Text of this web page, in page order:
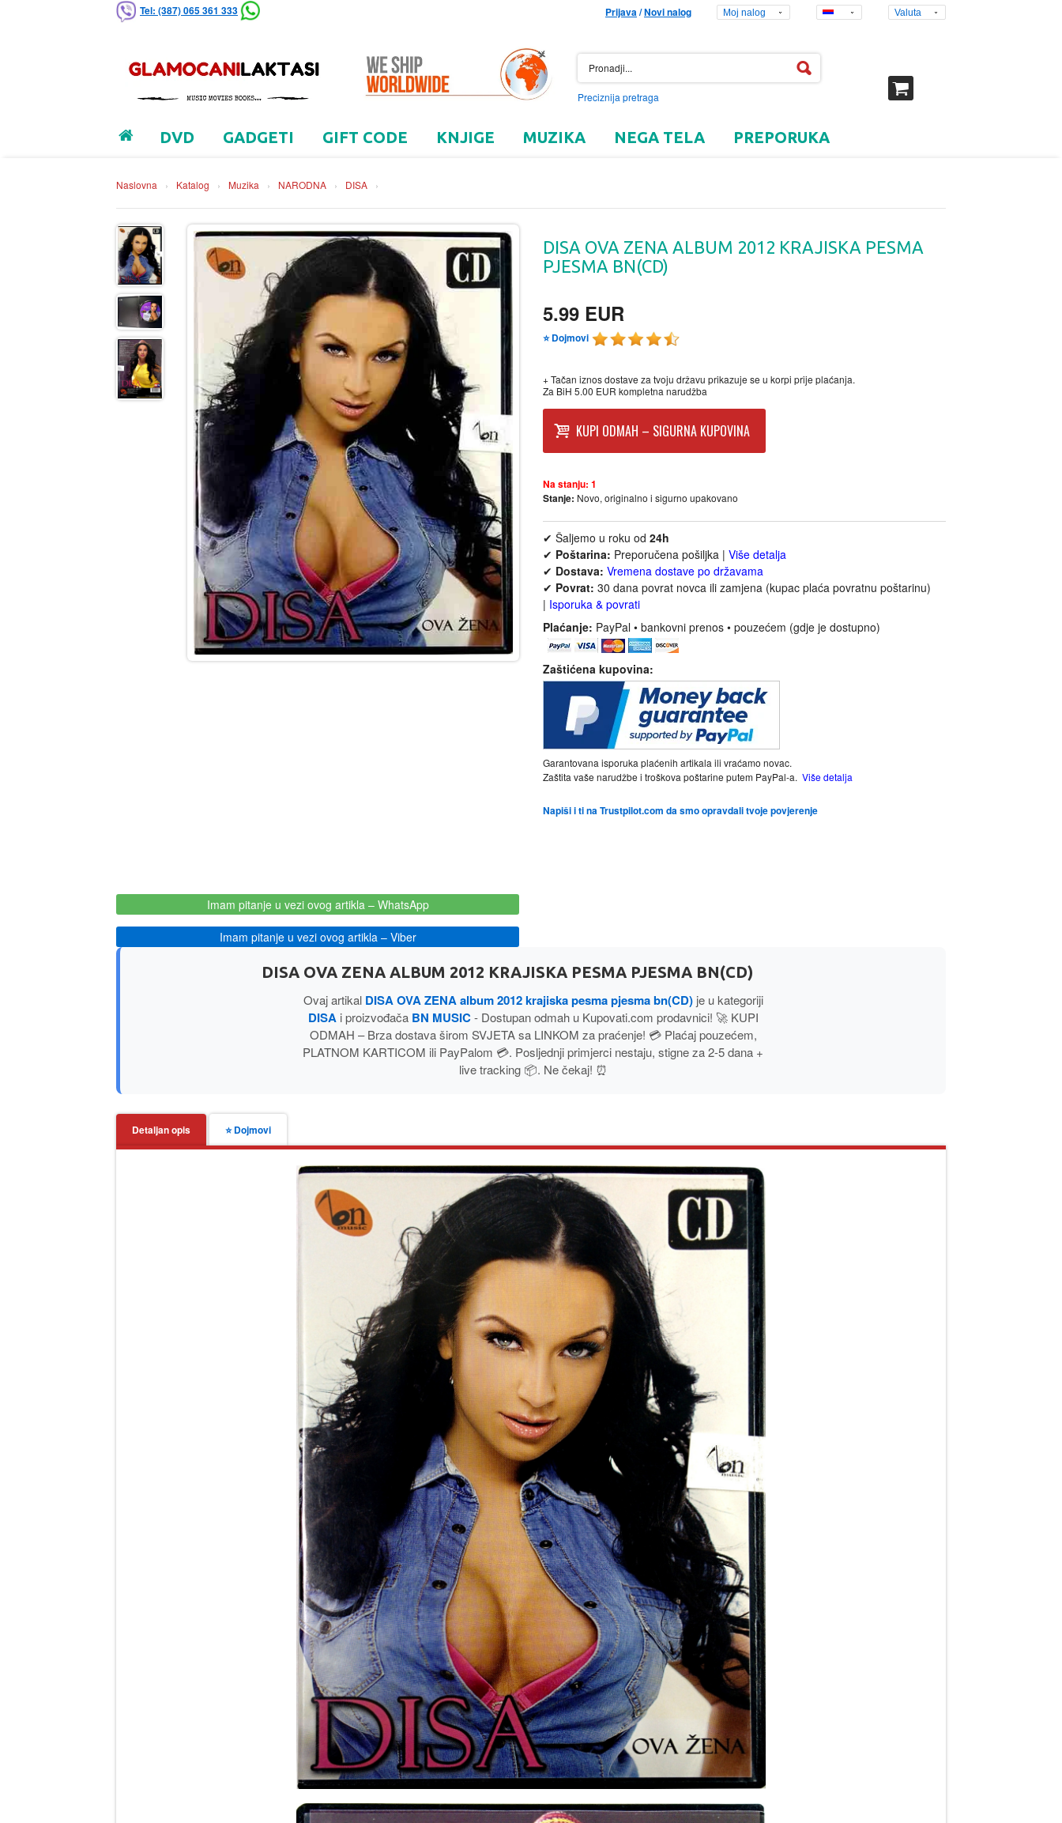
Tel: (387) 065 361 333 Prijava/Novi nalog Moj nalog Valuta
Preciznija pretraga
DVD GADGETI GIFT CODE KNJIGE MUZIKA NEGA TELA PREPORUKA
Naslovna › Katalog › Muzika › NARODNA › DISA ›
Imam pitanje u vezi ovog artikla– WhatsApp
Imam pitanje u vezi ovog artikla– Viber
DISA OVA ZENA ALBUM 2012 KRAJISKA PESMA
PJESMA BN(CD)
5.99 EUR
⭐ Dojmovi
+ Tačan iznos dostave za tvoju državu prikazuje se u korpi prije plaćanja.
Za BiH 5.00 EUR kompletna narudžba
KUPI ODMAH – SIGURNA KUPOVINA
Na stanju: 1
Stanje: Novo, originalno i sigurno upakovano
✔ Šaljemo u roku od 24h
✔ Poštarina: Preporučena pošiljka | Više detalja
✔ Dostava: Vremena dostave po državama
✔ Povrat: 30 dana povrat novca ili zamjena (kupac plaća povratnu poštarinu)
| Isporuka & povrati
Plaćanje: PayPal • bankovni prenos • pouzećem (gdje je dostupno)
Zaštićena kupovina:
Garantovana isporuka plaćenih artikala ili vraćamo novac.
Zaštita vaše narudžbe i troškova poštarine putem PayPal-a. Više detalja
Napiši i ti na Trustpilot.com da smo opravdali tvoje povjerenje
DISA OVA ZENA ALBUM 2012 KRAJISKA PESMA PJESMA BN(CD)
Ovaj artikal DISA OVA ZENA album 2012 krajiska pesma pjesma bn(CD)je u kategoriji
DISA i proizvođača BN MUSIC- Dostupan odmah u Kupovati.com prodavnici! 🚀 KUPI
ODMAH – Brza dostava širom SVJETA sa LINKOM za praćenje! 💳 Plaćaj pouzećem,
PLATNOM KARTICOM ili PayPalom 💳. Posljednji primjerci nestaju, stigne za 2-5 dana +
live tracking 📦. Ne čekaj! ⏰
Detaljan opis ⭐ Dojmovi